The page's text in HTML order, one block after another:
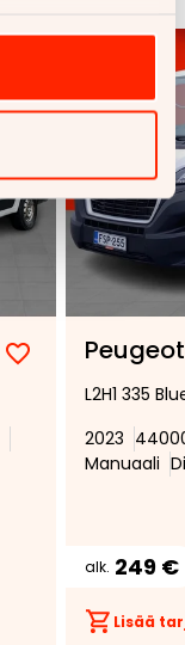
Lisää
suosikiksi
Poista
suosikeista
L2H1 335
2023
Manuaali
alk. 249 €
Lisää